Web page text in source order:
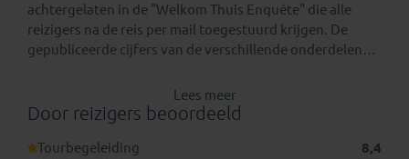
achtergelaten in de "Welkom Thuis Enquête" die alle
reizigers na de reis per mail toegestuurd krijgen. De
gepubliceerde cijfers van de verschillende onderdelen
van respondenten die hieronder geen commentaar
hebben toegevoegd.
Lees meer
Door reizigers beoordeeld
Tourbegeleiding
8,4